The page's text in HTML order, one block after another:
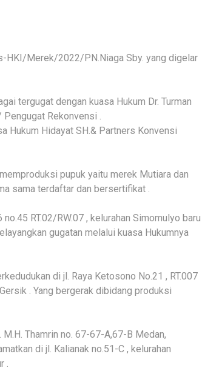
HKI/Merek/2022/PN.Niaga Sby. yang digelar
tergugat dengan kuasa Hukum Dr. Turman
Rekonvensi .
Hukum Hidayat SH.& Partners Konvensi
pupuk yaitu merek Mutiara dan
sama terdaftar dan bersertifikat .
RT.02/RW.07 , kelurahan Simomulyo baru
gugatan melalui kuasa Hukumnya
di jl. Raya Ketosono No.21 , RT.007
. Yang bergerak dibidang produksi
Thamrin no. 67-67-A,67-B Medan,
di jl. Kalianak no.51-C , kelurahan